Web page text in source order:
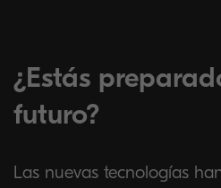
¿Estás
futuro?
Las nuevas tecnologías